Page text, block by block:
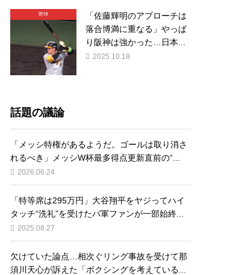
野球
「佐藤輝明のアプローチは
落合博満に重なる」やっぱ
り阪神は強かった…日本...
2025.10.18
話題の議論
「メッシ特権があるようだ。ゴールは取り消さ
れるべき」メッシW杯最多得点更新直前の“...
2026.06.24
「特等席は295万円」大谷翔平をヤジってハイ
タッチ“洗礼”を受けたパ軍ファンが一部始終...
2025.08.27
欠けていた論点…相次ぐリング事故を受けて那
須川天心が訴えた「ボクシングを考えている...